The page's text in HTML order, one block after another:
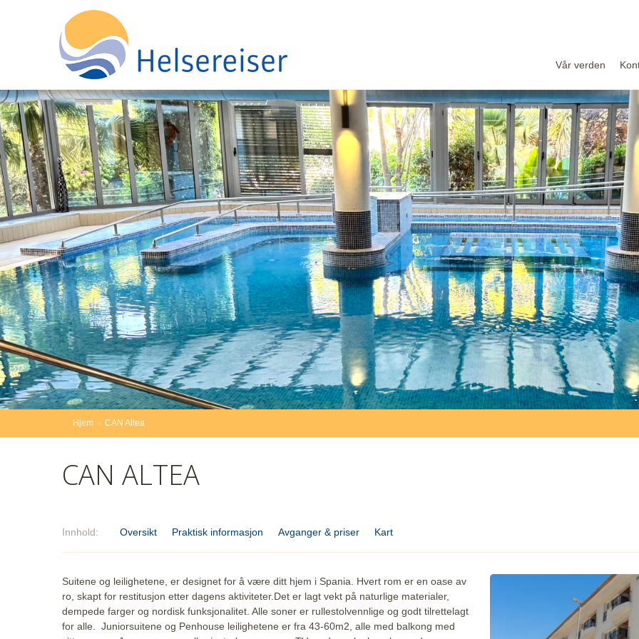
Vår verden
Hjem » CAN Altea
CAN ALTEA
Innhold Oversikt Praktisk informasjon Avganger & priser Kart
Suitene og leilighetene, er designet for å være ditt hjem i Spania. Hvert rom er en oase av
ro, skapt for restitusjon etter dagens aktiviteter.Det er lagt vekt på naturlige materialer,
dempede farger og nordisk funksjonalitet. Alle soner er rullestolvennlige og godt tilrettelagt
for alle. Juniorsuitene og Penhouse leilighetene er fra 43-60m2, alle med balkong med